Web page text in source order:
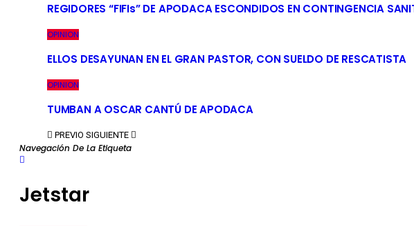
REGIDORES “FIFIs” DE APODACA ESCONDIDOS EN CONTINGENCIA
OPINION
ELLOS DESAYUNAN EN EL GRAN PASTOR, CON SUELDO DE RESCATISTA
OPINION
TUMBAN A OSCAR CANTÚ DE APODACA
PREVIO SIGUIENTE
Navegación De La Etiqueta
Jetstar